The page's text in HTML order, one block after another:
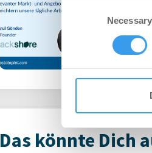
We use cookies
other
Consent
Necessary
Login für
registriert,
Das könnte Dich